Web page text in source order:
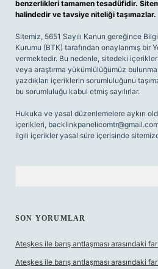
benzerlikleri tamamen tesadüfidir.
halindedir ve tavsiye niteliği taşımazlar.
Sitemiz, 5651 Sayılı Kanun gereğince
Kurumu (BTK) tarafından onaylanmış bir
vermektedir. Bu nedenle, sitedeki
veya araştırma yükümlülüğümüz
yazdıkları içeriklerin sorumluluğunu
bu sorumluluğu kabul etmiş sayılırlar.
Hukuka ve yasal düzenlemelere aykırı
içerikleri,
ilgili içerikler yasal süre içerisinde
SON YORUMLAR
Ateşkes ile barış antlaşması arasındaki
Ateşkes ile barış antlaşması arasındaki